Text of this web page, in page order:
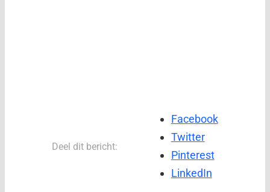
Deel dit bericht:
Facebook
Twitter
Pinterest
LinkedIn